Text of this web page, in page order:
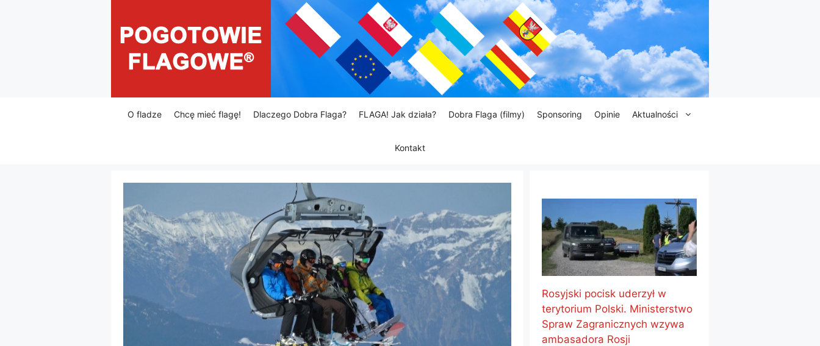
O fladze Chcę mieć flagę! Dlaczego Dobra Flaga? FLAGA! Jak działa? Dobra Flaga (filmy) Sponsoring Opinie Aktualności
Kontakt
Rosyjski pocisk uderzył w
terytorium Polski. Ministerstwo
Spraw Zagranicznych wzywa
ambasadora Rosji